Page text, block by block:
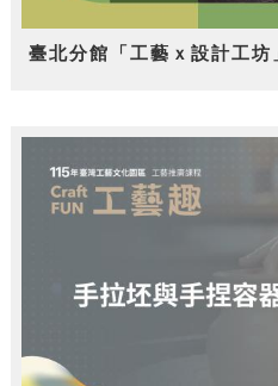
臺北分館「工藝ｘ設計工坊